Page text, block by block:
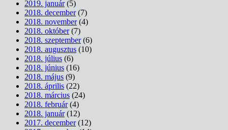
2019. január(5)
2018. december(7)
2018. november(4)
2018. október(7)
2018. szeptember(6)
2018. augusztus (10)
2018. július (6)
2018. június (16)
2018. május (9)
2018. április (22)
2018. március (24)
2018. február(4)
2018. január(12)
2017. december(12)